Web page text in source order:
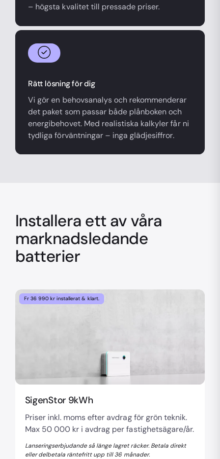
– högsta kvalitet till pressade priser.
Rätt lösning för dig
Vi gör en behovsanalys och rekommenderar
det paket som passar både plånboken och
energibehovet. Med realistiska kalkyler får ni
tydliga förväntningar – inga glädjesiffror.
Installera ett av våra
marknadsledande
batterier
Fr 36 990 kr installerat & klart.
SigenStor 9kWh
Priser inkl. moms efter avdrag för grön teknik.
Max 50 000 kr i avdrag per fastighetsägare/år.
Lanseringserbjudande så länge lagret räcker. Betala direkt
eller delbetala räntefritt upp till 36 månader.